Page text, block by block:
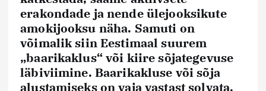
erakondade ja nende ülejooksikute
amokijooksu näha. Samuti on
võimalik siin Eestimaal suurem
„baarikaklus“ või kiire sõjategevuse
läbiviimine. Baarikakluse või sõja
alustamiseks on vaja vastast solvata,